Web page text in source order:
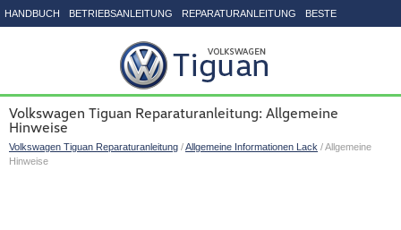
HANDBUCH BETRIEBSANLEITUNG REPARATURANLEITUNG BESTE
Volkswagen Tiguan Reparaturanleitung: Allgemeine
Hinweise
Volkswagen Tiguan Reparaturanleitung /Allgemeine Informationen Lack / Allgemeine
Hinweise